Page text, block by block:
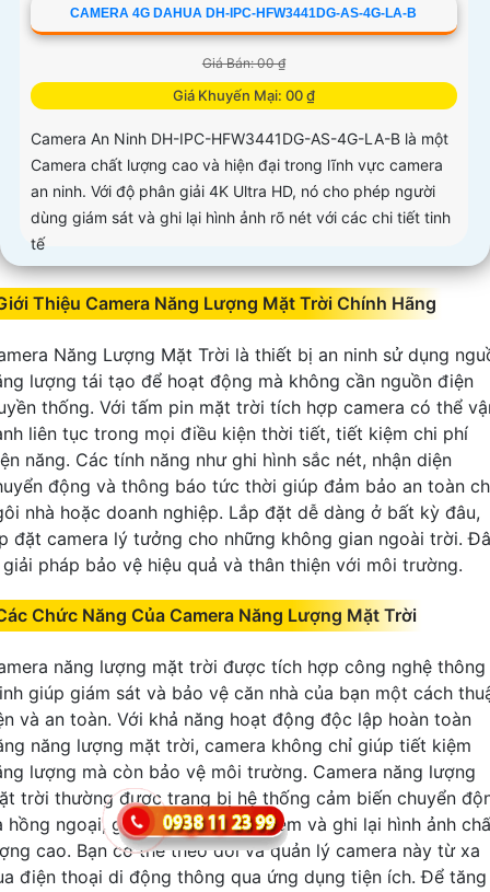
CAMERA 4G DAHUA DH-IPC-HFW3441DG-AS-4G-LA-B
Giá Bán: 00 ₫
Giá Khuyến Mại: 00 ₫
Camera An Ninh DH-IPC-HFW3441DG-AS-4G-LA-B là một
Camera chất lượng cao và hiện đại trong lĩnh vực camera
an ninh. Với độ phân giải 4K Ultra HD, nó cho phép người
dùng giám sát và ghi lại hình ảnh rõ nét với các chi tiết tinh
tế
Thiệu Camera Năng Lượng Mặt Trời Chính Hãng
Năng Lượng Mặt Trời là thiết bị an ninh sử dụng
lượng tái tạo để hoạt động mà không cần nguồn điện
thống. Với tấm pin mặt trời tích hợp camera có thể
liên tục trong mọi điều kiện thời tiết, tiết kiệm chi phí
năng. Các tính năng như ghi hình sắc nét, nhận diện
động và thông báo tức thời giúp đảm bảo an toàn
nhà hoặc doanh nghiệp. Lắp đặt dễ dàng ở bất kỳ đâu,
đặt camera lý tưởng cho những không gian ngoài trời.
pháp bảo vệ hiệu quả và thân thiện với môi trường.
Chức Năng Của Camera Năng Lượng Mặt Trời
năng lượng mặt trời được tích hợp công nghệ thông
giúp giám sát và bảo vệ căn nhà của bạn một cách
và an toàn. Với khả năng hoạt động độc lập hoàn toàn
năng lượng mặt trời, camera không chỉ giúp tiết kiệm
lượng mà còn bảo vệ môi trường. Camera năng lượng
trời thường được trang bị hệ thống cảm biến chuyển
hồng ngoại, giúp quan sát ban đêm và ghi lại hình ảnh
cao. Bạn có thể theo dõi và quản lý camera này từ xa
điện thoại di động thông qua ứng dụng tiện ích. Để tăng